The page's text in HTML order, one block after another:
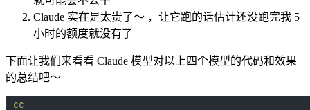
Claude 实在是太贵了～ ，让它跑的话估计还没跑完我 5
小时的额度就没有了
下面让我们来看看 Claude 模型对以上四个模型的代码和效果
的总结吧～